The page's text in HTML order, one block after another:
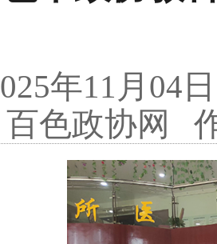
年11月04
百色政协网